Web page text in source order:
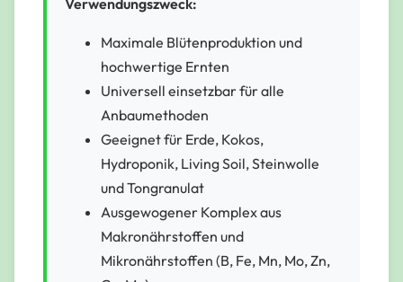
Maximale Blütenproduktion und
hochwertige Ernten
Universell einsetzbar für alle
Anbaumethoden
Geeignet für Erde, Kokos,
Hydroponik, Living Soil, Steinwolle
und Tongranulat
Ausgewogener Komplex aus
Makronährstoffen und
Mikronährstoffen (B, Fe, Mn, Mo, Zn,